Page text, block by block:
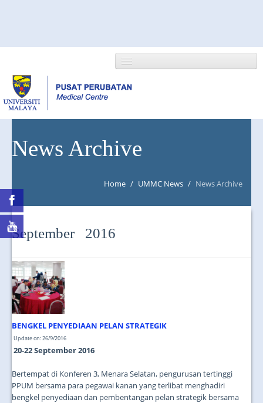
NEWS/EVENTS
News Archive
Home / UMMC News / News Archive
September 2016
BENGKEL PENYEDIAAN PELAN STRATEGIK
Update on: 26/9/2016
20-22 September 2016
Bertempat di Konferen 3, Menara Selatan, pengurusan tertinggi
PPUM bersama para pegawai kanan yang terlibat menghadiri
bengkel penyediaan dan pembentangan pelan strategik bersama